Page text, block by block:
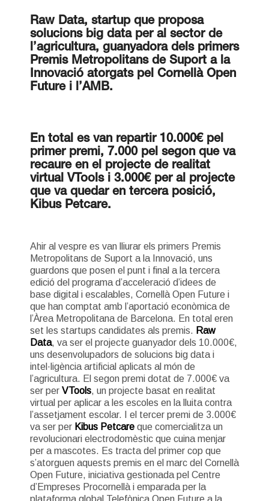
Raw Data, startup que proposa
solucions big data per al sector de
l’agricultura, guanyadora dels primers
Premis Metropolitans de Suport a la
Innovació atorgats pel Cornellà Open
Future i l’AMB.
En total es van repartir 10.000€ pel
primer premi, 7.000 pel segon que va
recaure en el projecte de realitat
virtual VTools i 3.000€ per al projecte
que va quedar en tercera posició,
Kibus Petcare.
Ahir al vespre es van lliurar els primers Premis
Metropolitans de Suport a la Innovació, uns
guardons que posen el punt i final a la tercera
edició del programa d’acceleració d’idees de
base digital i escalables, Cornellà Open Future i
que han comptat amb l’aportació econòmica de
l’Àrea Metropolitana de Barcelona. En total eren
set les startups candidates als premis. Raw
Data, va ser el projecte guanyador dels 10.000€,
uns desenvolupadors de solucions big data i
intel·ligència artificial aplicats al món de
l’agricultura. El segon premi dotat de 7.000€ va
ser per VTools, un projecte basat en realitat
virtual per aplicar a les escoles en la lluita contra
l’assetjament escolar. I el tercer premi de 3.000€
va ser per Kibus Petcareque comercialitza un
revolucionari electrodomèstic que cuina menjar
per a mascotes. Es tracta del primer cop que
s’atorguen aquests premis en el marc del Cornellà
Open Future, iniciativa gestionada pel Centre
d’Empreses Procornellà i emparada per la
plataforma global Telefònica Open Future a la